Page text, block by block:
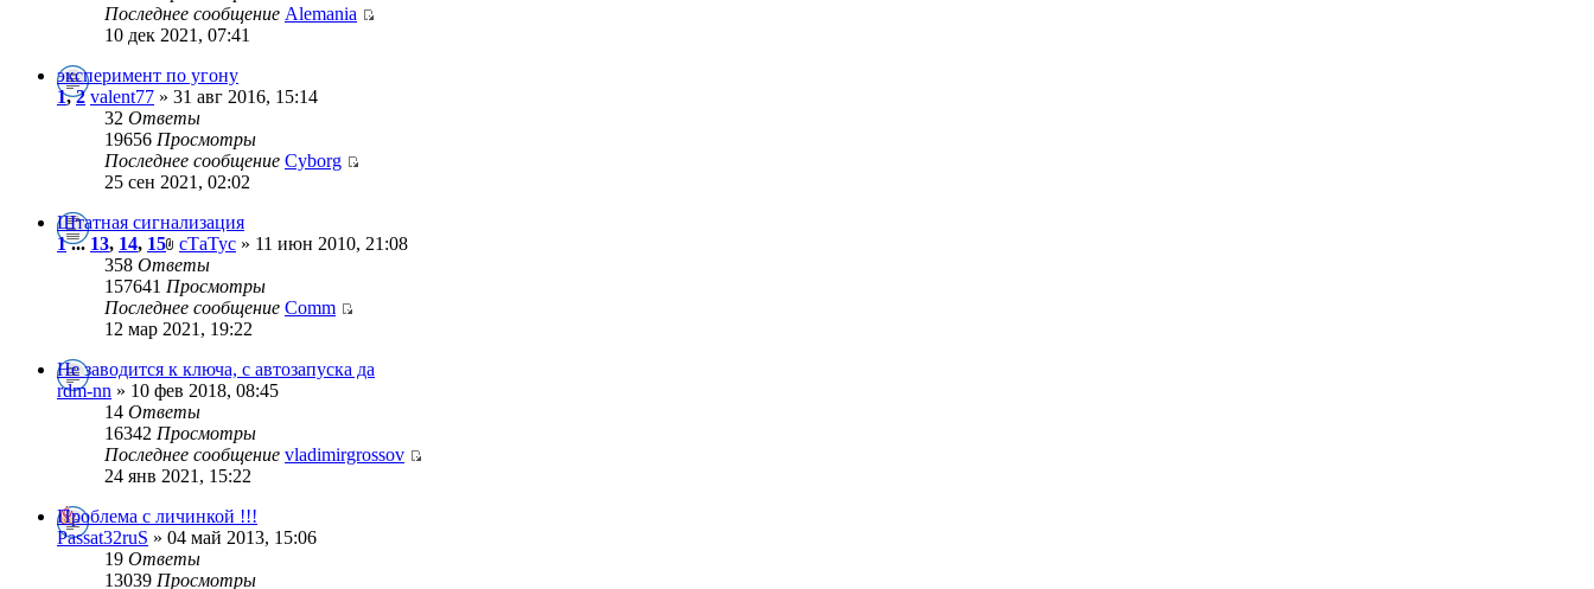
Последнее сообщение Alemania
10 дек 2021, 07:41
эксперимент по угону
1,2 valent77 » 31 авг 2016, 15:14
32 Ответы
19656 Просмотры
Последнее сообщение Cyborg
25 сен 2021, 02:02
Штатная сигнализация
1...13, 14, 15 сТаТус » 11 июн 2010, 21:08
358 Ответы
157641 Просмотры
Последнее сообщение Comm
12 мар 2021, 19:22
Не заводится к ключа, с автозапуска да
rdm-nn » 10 фев 2018, 08:45
14 Ответы
16342 Просмотры
Последнее сообщение vladimirgrossov
24 янв 2021, 15:22
Проблема с личинкой !!!
Passat32ruS » 04 май 2013, 15:06
19 Ответы
13039 Просмотры